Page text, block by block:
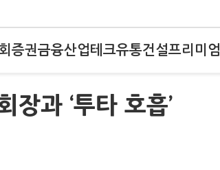
증권금융산업테크유통건설프리미엄
과 ‘투타 호흡’